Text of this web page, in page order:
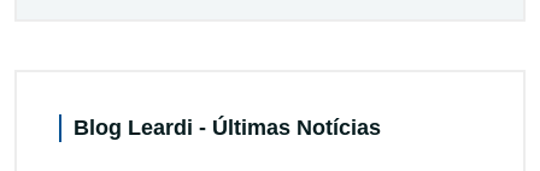
Blog Leardi - Últimas Notícias